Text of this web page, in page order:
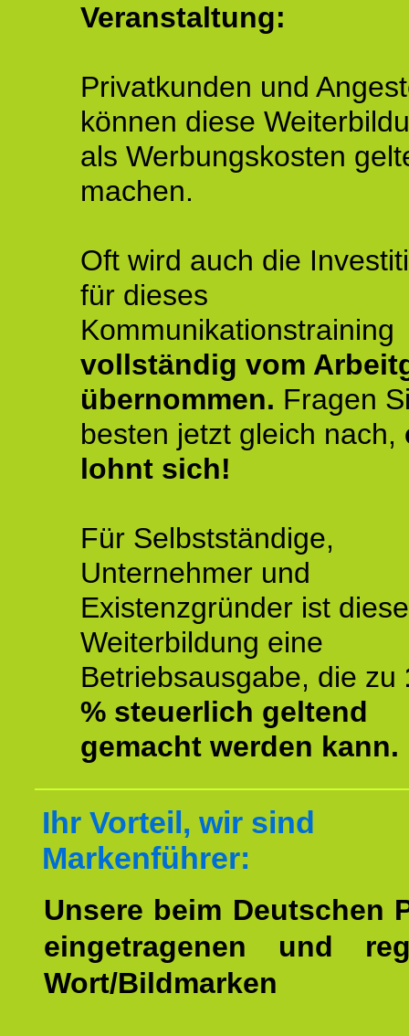
Veranstaltung:
Privatkunden und
können diese
als Werbungskosten
machen.
Oft wird auch die
für dieses
Kommunikationstraining
vollständig vom
übernommen. Fragen
besten jetzt gleich nach,
lohnt sich!
Für Selbstständige,
Unternehmer und
Existenzgründer ist diese
Weiterbildung eine
Betriebsausgabe, die zu
% steuerlich geltend
gemacht werden kann.
Ihr Vorteil, wir sind
Markenführer:
Unsere beim Deutschen
eingetragenen und
Wort/Bildmarken